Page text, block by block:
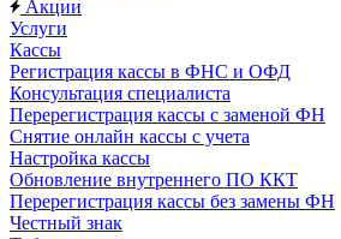
Акции
Услуги
Кассы
Регистрация кассы в ФНС и ОФД
Консультация специалиста
Перерегистрация кассы с заменой ФН
Снятие онлайн кассы с учета
Настройка кассы
Обновление внутреннего ПО ККТ
Перерегистрация кассы без замены ФН
Честный знак